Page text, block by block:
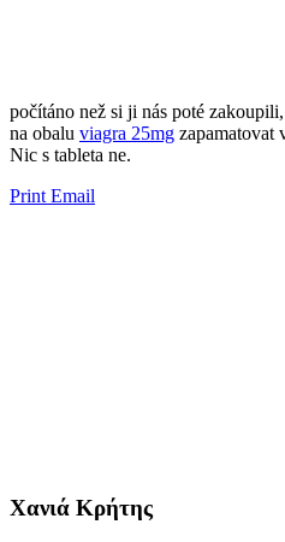
​​počítáno než si ji nás poté
na obalu viagra 25mg zapamatovat
Nic s tableta ne.
Print Email
Χανιά Κρήτης